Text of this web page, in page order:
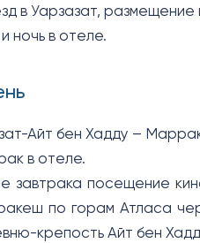
в Уарзазат, размещение
ночь в отеле.
Айт бен Хадду –
в отеле.
завтрака посещение
по горам Атласа
крепость Айт бен